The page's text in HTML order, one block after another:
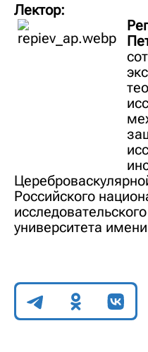
Лектор:
Российского
университета
Поделиться